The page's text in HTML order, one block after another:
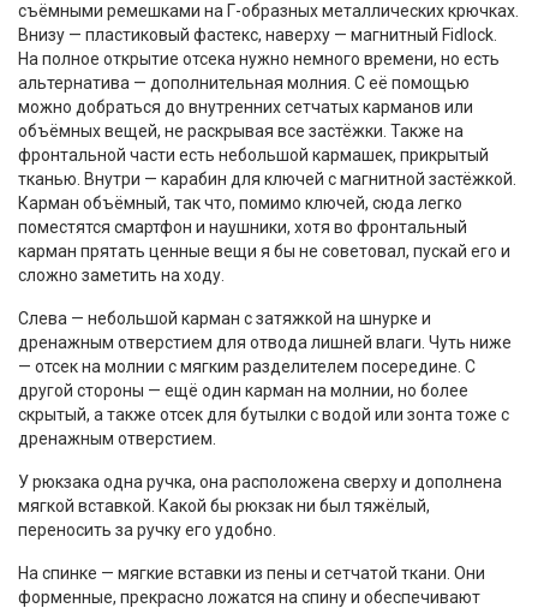
съёмными ремешками на Г-образных металлических крючках.
Внизу — пластиковый фастекс, наверху — магнитный Fidlock.
На полное открытие отсека нужно немного времени, но есть
альтернатива — дополнительная молния. С её помощью
можно добраться до внутренних сетчатых карманов или
объёмных вещей, не раскрывая все застёжки. Также на
фронтальной части есть небольшой кармашек, прикрытый
тканью. Внутри — карабин для ключей с магнитной застёжкой.
Карман объёмный, так что, помимо ключей, сюда легко
поместятся смартфон и наушники, хотя во фронтальный
карман прятать ценные вещи я бы не советовал, пускай его и
сложно заметить на ходу.
Слева — небольшой карман с затяжкой на шнурке и
дренажным отверстием для отвода лишней влаги. Чуть ниже
— отсек на молнии с мягким разделителем посередине. С
другой стороны — ещё один карман на молнии, но более
скрытый, а также отсек для бутылки с водой или зонта тоже с
дренажным отверстием.
У рюкзака одна ручка, она расположена сверху и дополнена
мягкой вставкой. Какой бы рюкзак ни был тяжёлый,
переносить за ручку его удобно.
На спинке — мягкие вставки из пены и сетчатой ткани. Они
форменные, прекрасно ложатся на спину и обеспечивают